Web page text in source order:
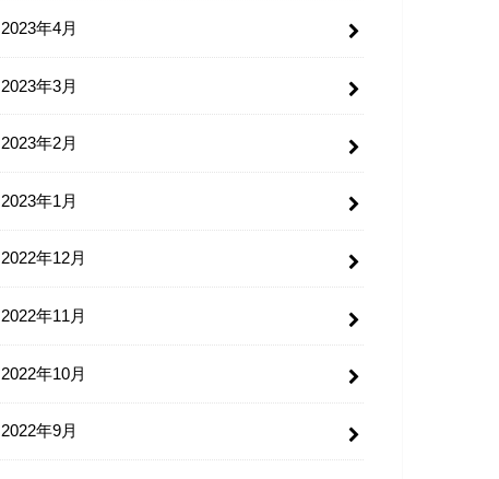
2023年4月
2023年3月
2023年2月
2023年1月
2022年12月
2022年11月
2022年10月
2022年9月